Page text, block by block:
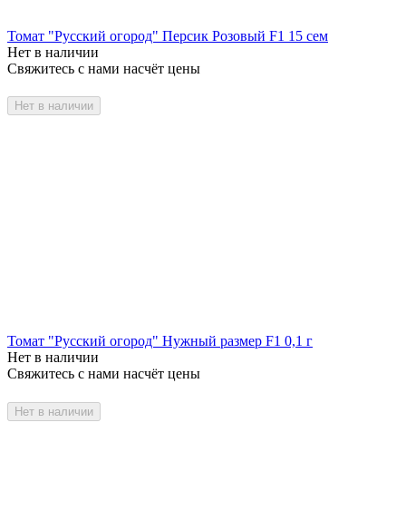
Томат "Русский огород" Персик Розовый F1 15 сем
Нет в наличии
Свяжитесь с нами насчёт цены
Нет в наличии
Томат "Русский огород" Нужный размер F1 0,1 г
Нет в наличии
Свяжитесь с нами насчёт цены
Нет в наличии